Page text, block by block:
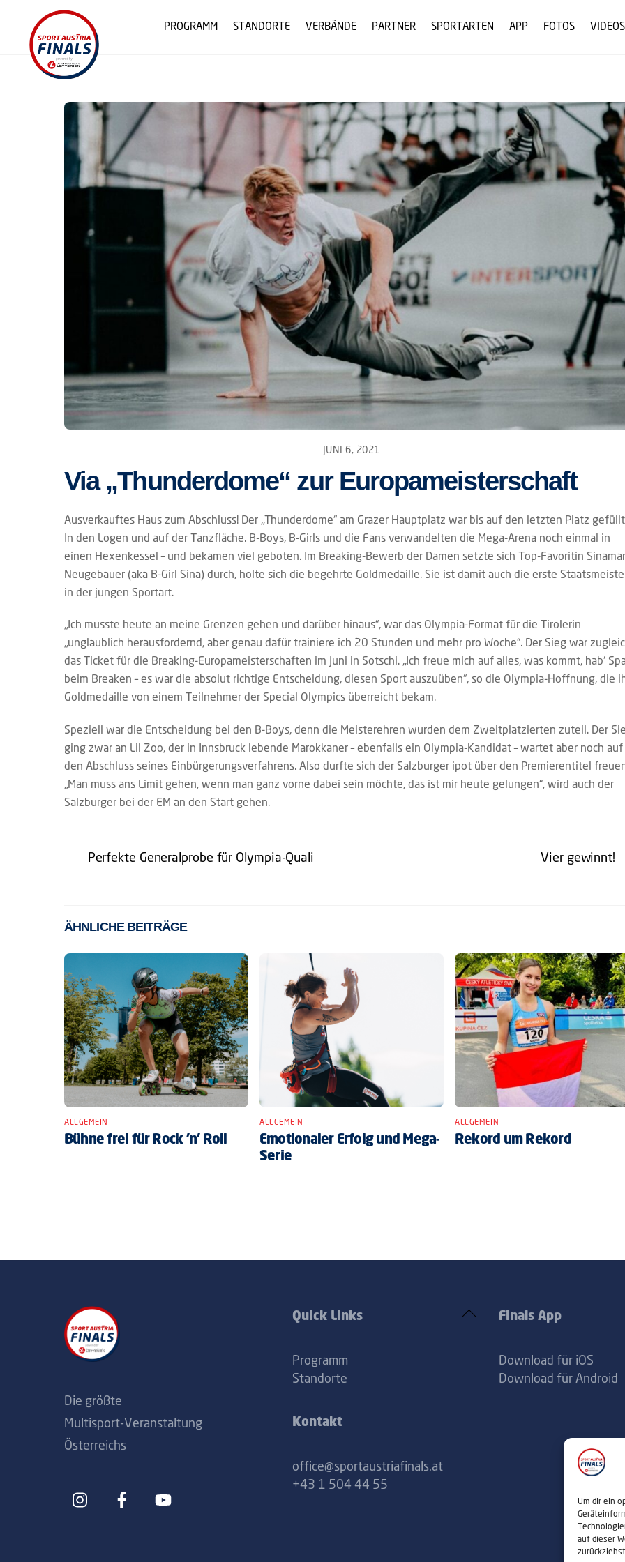
Um dir ein
auf dieser
content
PROGRAMM STANDORTE VERBÄNDE PARTNER SPORTARTEN APP FOTOS
JUNI 6, 2021
Via „Thunderdome“ zur Europameisterschaft
Ausverkauftes Haus zum Abschluss! Der „Thunderdome“ am Grazer Hauptplatz war bis auf den letzten Platz
In den Logen und auf der Tanzfläche. B-Boys, B-Girls und die Fans verwandelten die Mega-Arena noch einmal in
einen Hexenkessel – und bekamen viel geboten. Im Breaking-Bewerb der Damen setzte sich Top-Favoritin
Neugebauer (aka B-Girl Sina) durch, holte sich die begehrte Goldmedaille. Sie ist damit auch die erste
in der jungen Sportart.
„Ich musste heute an meine Grenzen gehen und darüber hinaus“, war das Olympia-Format für die Tirolerin
„unglaublich herausfordernd, aber genau dafür trainiere ich 20 Stunden und mehr pro Woche“. Der Sieg war
das Ticket für die Breaking-Europameisterschaften im Juni in Sotschi. „Ich freue mich auf alles, was kommt, hab‘
beim Breaken – es war die absolut richtige Entscheidung, diesen Sport auszuüben“, so die Olympia-Hoffnung, die
Goldmedaille von einem Teilnehmer der Special Olympics überreicht bekam.
Speziell war die Entscheidung bei den B-Boys, denn die Meisterehren wurden dem Zweitplatzierten zuteil. Der
ging zwar an Lil Zoo, der in Innsbruck lebende Marokkaner – ebenfalls ein Olympia-Kandidat – wartet aber noch auf
den Abschluss seines Einbürgerungsverfahrens. Also durfte sich der Salzburger ipot über den Premierentitel
„Man muss ans Limit gehen, wenn man ganz vorne dabei sein möchte, das ist mir heute gelungen“, wird auch der
Salzburger bei der EM an den Start gehen.
Perfekte Generalprobe für Olympia-Quali Vier gewinnt!
ÄHNLICHE BEITRÄGE
ALLGEMEIN
Bühne frei für Rock ’n’ Roll
ALLGEMEIN
Emotionaler Erfolg und Mega-
Serie
ALLGEMEIN
Rekord um Rekord
Back
Die größte
Multisport-Veranstaltung
Österreichs
Icon
Icon
Quick Links
Programm
Standorte
Finals App
Download für iOS
Download für Android
Kontakt
office@sportaustriafinals.at
+43 1 504 44 55